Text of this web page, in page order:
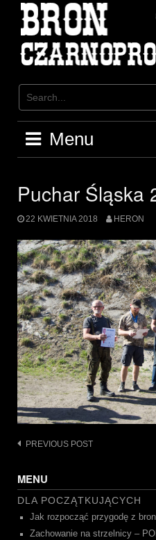
content
Menu
Puchar Śląska
22 KWIETNIA 2018 HERON
Post
PREVIOUS POST
MENU
DLA POCZĄTKUJĄCYCH
Jak rozpocząć przygodę z
Zachowanie na strzelnicy –